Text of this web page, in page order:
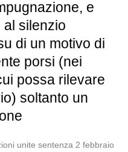
e
al silenzio
di un motivo di
porsi (nei
possa rilevare
soltanto un
unite sentenza 2 febbraio